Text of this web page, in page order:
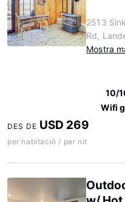
2513
Rd,
Mostra
10/
Wifi
DES DE USD 269
per habitació / per nit